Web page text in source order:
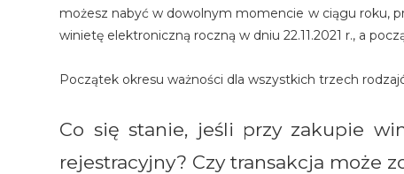
możesz nabyć w dowolnym momencie w ciągu roku,
winietę elektroniczną roczną w dniu 22.11.2021 r., a
Początek okresu ważności dla wszystkich trzech
Co się stanie, jeśli przy zakupie
rejestracyjny? Czy transakcja może